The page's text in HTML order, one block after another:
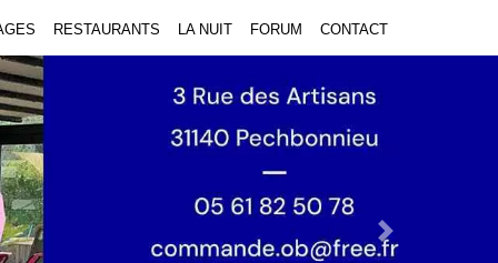
RESTAURANTS LA NUIT FORUM CONTACT
Next Slide